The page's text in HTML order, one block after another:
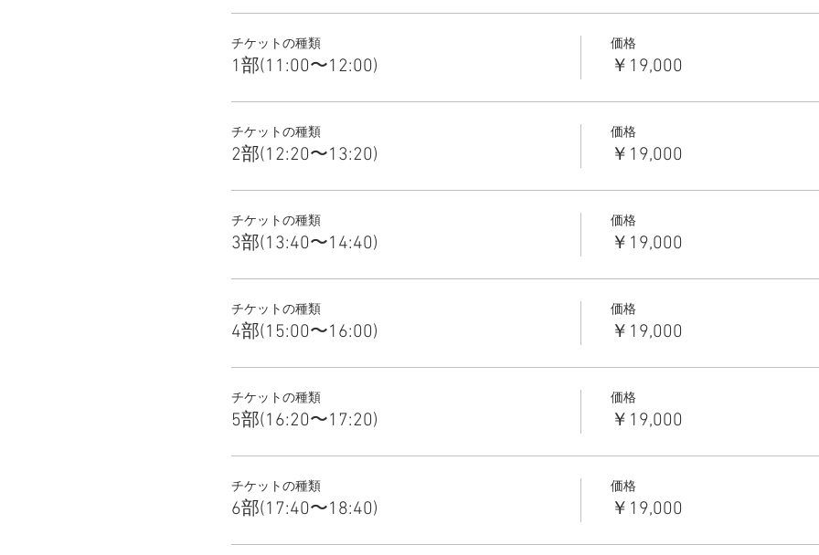
チケットの種類
1部(11:00〜12:00)
価格
￥19,000
チケットの種類
2部(12:20〜13:20)
価格
￥19,000
チケットの種類
3部(13:40〜14:40)
価格
￥19,000
チケットの種類
4部(15:00〜16:00)
価格
￥19,000
チケットの種類
5部(16:20〜17:20)
価格
￥19,000
チケットの種類
6部(17:40〜18:40)
価格
￥19,000